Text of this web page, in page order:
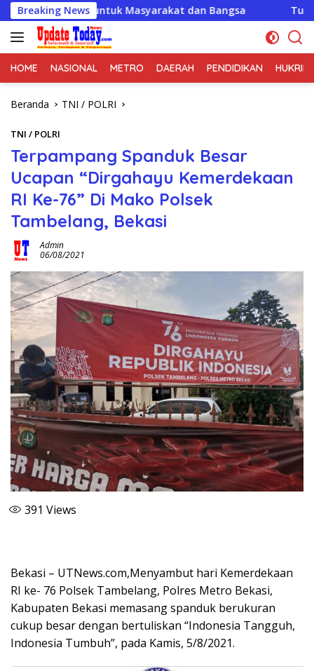
Langsung
ke
konten
Breaking News
Ilmu untuk Masyarakat dan Bangsa Turnamen Sepak
HOME NASIONAL METRO DAERAH PENDIDIKAN HUKRIM
Beranda TNI / POLRI
TNI / POLRI
Terpampang Spanduk Besar
Ucapan “Dirgahayu Kemerdekaan
RI Ke-76” Di Mako Polsek
Tambelang, Bekasi
Admin
06/08/2021
391 Views
Bekasi – UTNews.com,Menyambut hari Kemerdekaan
RI ke- 76 Polsek Tambelang, Polres Metro Bekasi,
Kabupaten Bekasi memasang spanduk berukuran
cukup besar dengan bertuliskan “Indonesia Tangguh,
Indonesia Tumbuh”, pada Kamis, 5/8/2021.